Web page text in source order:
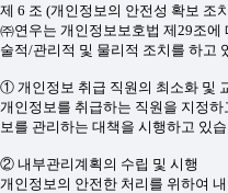
제 6 조 (개인정보의 안전성 확보 조
㈜연우는 개인정보보호법 제29조에
술적/관리적 및 물리적 조치를 하고
① 개인정보 취급 직원의 최소화 및
개인정보를 취급하는 직원을 지정
보를 관리하는 대책을 시행하고 있
② 내부관리계획의 수립 및 시행
개인정보의 안전한 처리를 위하여